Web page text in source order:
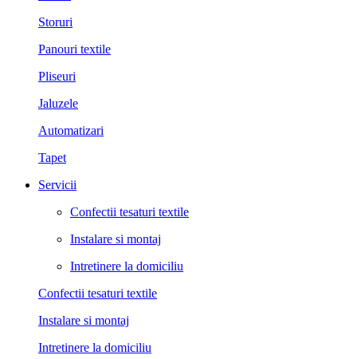
Storuri
Panouri textile
Pliseuri
Jaluzele
Automatizari
Tapet
Servicii
Confectii tesaturi textile
Instalare si montaj
Intretinere la domiciliu
Confectii tesaturi textile
Instalare si montaj
Intretinere la domiciliu